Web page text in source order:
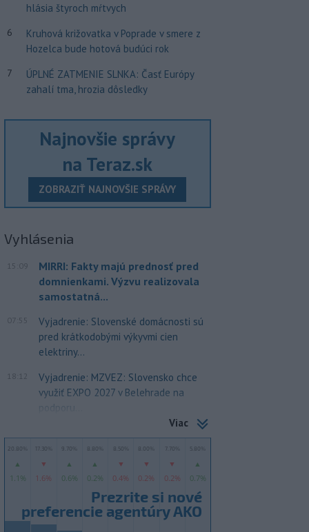
hlásia štyroch mŕtvych
6
Kruhová križovatka v Poprade v smere z
Hozelca bude hotová budúci rok
7
ÚPLNÉ ZATMENIE SLNKA: Časť Európy
zahalí tma, hrozia dôsledky
Najnovšie správy
na Teraz.sk
ZOBRAZIŤ NAJNOVŠIE SPRÁVY
Vyhlásenia
15:09
MIRRI: Fakty majú prednosť pred
domnienkami. Výzvu realizovala
samostatná...
07:55
Vyjadrenie: Slovenské domácnosti sú
pred krátkodobými výkyvmi cien
elektriny...
18:12
Vyjadrenie: MZVEZ: Slovensko chce
využiť EXPO 2027 v Belehrade na
podporu...
Viac